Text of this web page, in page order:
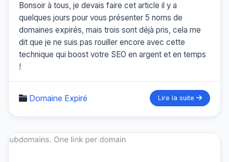
Bonsoir à tous, je devais faire cet article il y a
quelques jours pour vous présenter 5 noms de
domaines expirés, mais trois sont déjà pris, cela me
dit que je ne suis pas rouiller encore avec cette
technique qui boost votre SEO en argent et en temps
!
Domaine Expiré Lire la suite